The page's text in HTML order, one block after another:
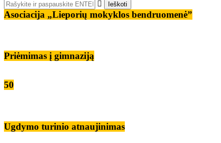
Asociacija „Lieporių mokyklos bendruomenė”
Priėmimas į gimnaziją
50
Ugdymo turinio atnaujinimas